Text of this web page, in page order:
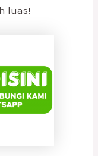
luas!